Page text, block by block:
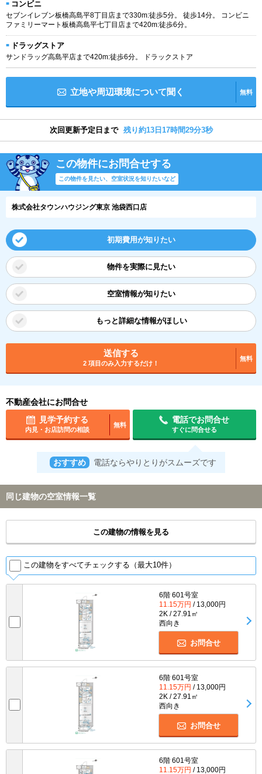
コンビニ
セブンイレブン板橋高島平8丁目店まで330m:徒歩5分。 徒歩14分。 コンビニ
ファミリーマート板橋高島平七丁目店まで420m:徒歩6分。
ドラッグストア
サンドラッグ高島平店まで420m:徒歩6分。 ドラックストア
立地や周辺環境について聞く 無料
次回更新予定日まで 残り約13日17時間29分3秒
この物件にお問合せする
この物件を見たい、空室状況を知りたいなど
株式会社タウンハウジング東京 池袋西口店
初期費用が知りたい
物件を実際に見たい
空室情報が知りたい
もっと詳細な情報がほしい
送信する
2 項目のみ入力するだけ！
無料
不動産会社にお問合せ
見学予約する
内見・お店訪問の相談
無料
電話でお問合せ
すぐに問合せる
おすすめ 電話ならやりとりがスムーズです
同じ建物の空室情報一覧
この建物の情報を見る
この建物をすべてチェックする（最大10件）
6階 601号室
11.15万円 / 13,000円
2K / 27.91㎡
西向き
お問合せ
6階 601号室
11.15万円 / 13,000円
2K / 27.91㎡
西向き
お問合せ
6階 601号室
11.15万円 / 13,000円